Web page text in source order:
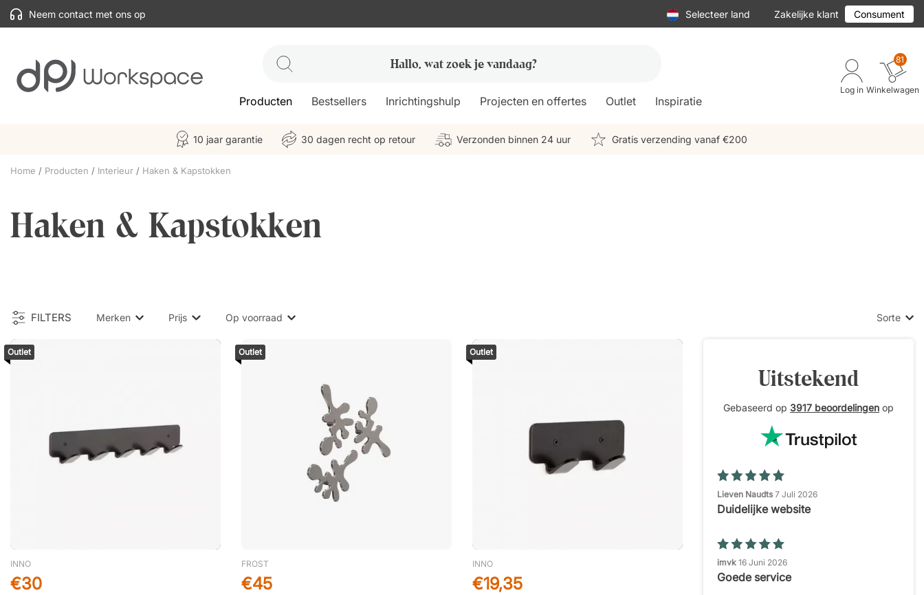
Neem contact met ons op Selecteer land Zakelijke klant Consument
Producten Bestsellers Inrichtingshulp Projecten en offertes Outlet Inspiratie
Log in
81
Winkelwagen
10 jaar garantie 30 dagen recht op retour Verzonden binnen 24 uur Gratis verzending vanaf €200
Home Producten Interieur Haken & Kapstokken
Haken & Kapstokken
FILTERS Merken Prijs Op voorraad Sorte
Uitstekend
Gebaseerd op 3917 beoordelingen op
Lieven Naudts 7 Juli 2026
Duidelijke website
imvk 16 Juni 2026
Goede service
Outlet
INNO
€30
Outlet
FROST
€45
Outlet
INNO
€19,35